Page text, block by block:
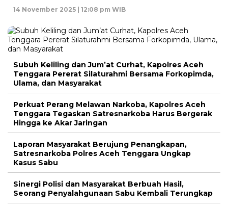
14 November 2025 | 12:08 pm WIB
Subuh Keliling dan Jum’at Curhat, Kapolres Aceh
Tenggara Pererat Silaturahmi Bersama Forkopimda,
Ulama, dan Masyarakat
Perkuat Perang Melawan Narkoba, Kapolres Aceh
Tenggara Tegaskan Satresnarkoba Harus Bergerak
Hingga ke Akar Jaringan
Laporan Masyarakat Berujung Penangkapan,
Satresnarkoba Polres Aceh Tenggara Ungkap
Kasus Sabu
Sinergi Polisi dan Masyarakat Berbuah Hasil,
Seorang Penyalahgunaan Sabu Kembali Terungkap